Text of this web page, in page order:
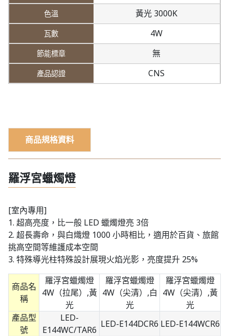
黃光 3000K
4W
無
CNS
商品規格資料
羅浮宮蠟燭燈
[室內專用]
1. 超高亮度，比一般 LED 蠟燭燈亮 3倍
2. 超長壽命，與白熾燈 1000 小時相比，適用於百貨、旅館
挑高空間等維護成本空間
3. 特殊導光柱特殊設計展現火焰光影，亮度提升 25%
商品名
稱
羅浮宮蠟燭燈
4W（拉尾）,黃
光
羅浮宮蠟燭燈
4W（尖清）,白
光
羅浮宮蠟燭燈
4W（尖清）,黃
光
產品型
號
LED-
E144WC/TAR6
LED-E144DCR6 LED-E144WCR6